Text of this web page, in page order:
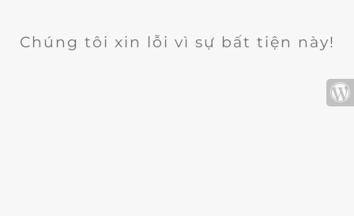
Chúng tôi xin lỗi vì sự bất tiện này!